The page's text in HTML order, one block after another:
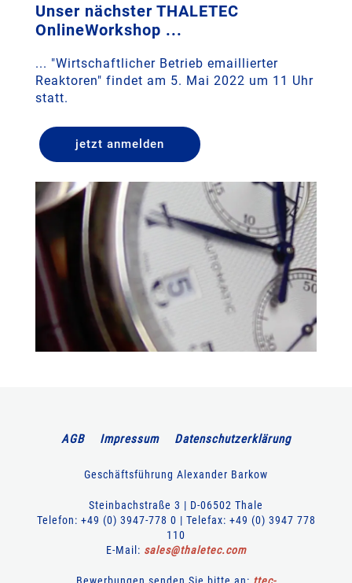
Unser nächster THALETEC
OnlineWorkshop ...
... "Wirtschaftlicher Betrieb emaillierter
Reaktoren" findet am 5. Mai 2022 um 11 Uhr
statt.
jetzt anmelden
AGB Impressum Datenschutzerklärung
Geschäftsführung Alexander Barkow
Steinbachstraße 3 | D-06502 Thale
Telefon: +49 (0) 3947-778 0 | Telefax: +49 (0) 3947 778
110
E-Mail: sales@thaletec.com
Bewerbungen senden Sie bitte an: ttec-